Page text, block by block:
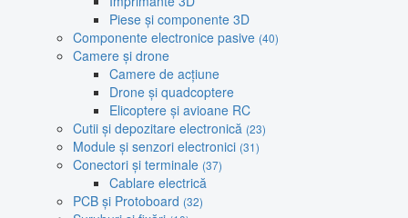
Piese și componente 3D
Componente electronice pasive (40)
Camere și drone
Camere de acțiune
Drone și quadcoptere
Elicoptere și avioane RC
Cutii și depozitare electronică (23)
Module și senzori electronici (31)
Conectori și terminale (37)
Cablare electrică
PCB și Protoboard (32)